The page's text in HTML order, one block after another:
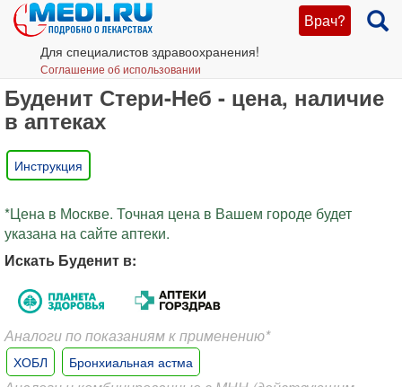
Врач?
Для специалистов здравоохранения!
Соглашение об использовании
Буденит Стери-Неб - цена, наличие
в аптеках
Инструкция
*Цена в Москве. Точная цена в Вашем городе будет
указана на сайте аптеки.
Искать Буденит в:
Аналоги по показаниям к применению*
ХОБЛ Бронхиальная астма